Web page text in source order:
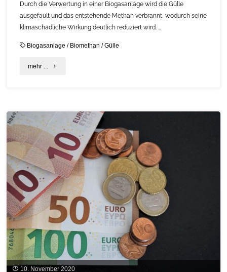
Durch die Verwertung in einer Biogasanlage wird die Gülle
ausgefault und das entstehende Methan verbrannt, wodurch seine
klimaschädliche Wirkung deutlich reduziert wird. …
Biogasanlage / Biomethan /Gülle
mehr ... "Ökologie
Hinweise"
10. November 2020